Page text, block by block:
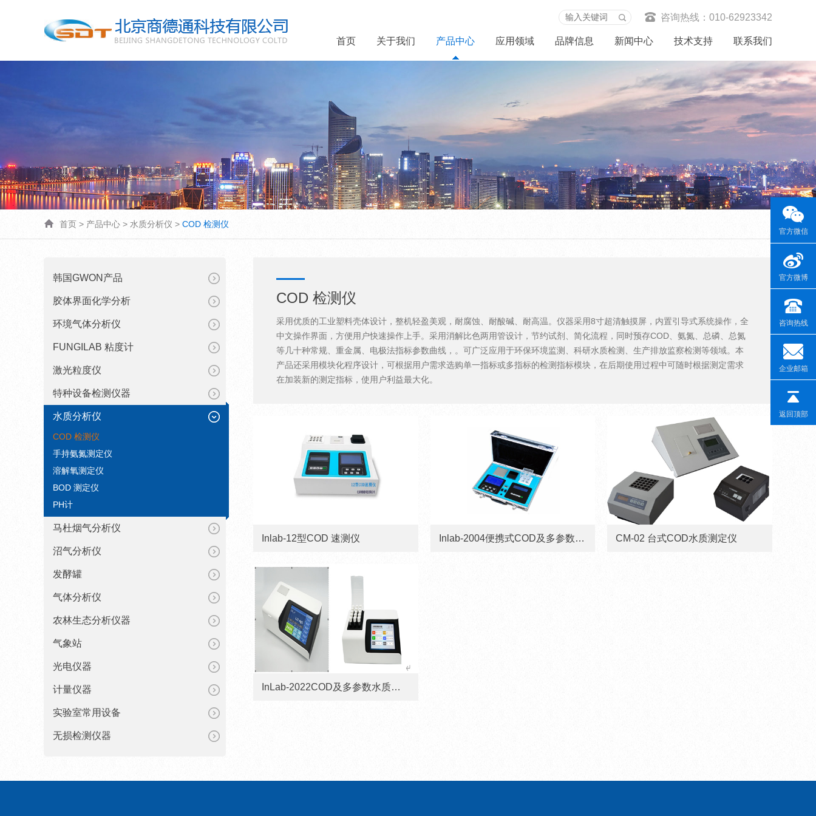
咨询热线：010-62923342
首页 关于我们 产品中心 应用领域 品牌信息 新闻中心 技术支持 联系我们
首页 > 产品中心 > 水质分析仪 > COD 检测仪
韩国GWON产品
胶体界面化学分析
环境气体分析仪
FUNGILAB 粘度计
激光粒度仪
特种设备检测仪器
水质分析仪
COD 检测仪
手持氨氮测定仪
溶解氧测定仪
BOD 测定仪
PH计
马杜烟气分析仪
沼气分析仪
发酵罐
气体分析仪
农林生态分析仪器
气象站
光电仪器
计量仪器
实验室常用设备
无损检测仪器
COD 检测仪
采用优质的工业塑料壳体设计，整机轻盈美观，耐腐蚀、耐酸碱、耐高温。仪器采用8寸超清触摸屏，内置引导式系统操作，全
中文操作界面，方便用户快速操作上手。采用消解比色两用管设计，节约试剂、简化流程，同时预存COD、氨氮、总磷、总氮
等几十种常规、重金属、电极法指标参数曲线，。可广泛应用于环保环境监测、科研水质检测、生产排放监察检测等领域。本
产品还采用模块化程序设计，可根据用户需求选购单一指标或多指标的检测指标模块，在后期使用过程中可随时根据测定需求
在加装新的测定指标，使用户利益最大化。
Inlab-12型COD 速测仪 Inlab-2004便携式COD及多参数测定仪 CM-02 台式COD水质测定仪
InLab-2022COD及多参数水质快速测定仪
官方微信
官方微博
咨询热线
企业邮箱
返回顶部